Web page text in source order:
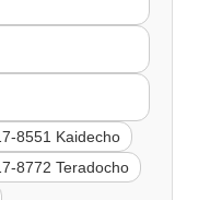
8551 Kaidecho
8772 Teradocho